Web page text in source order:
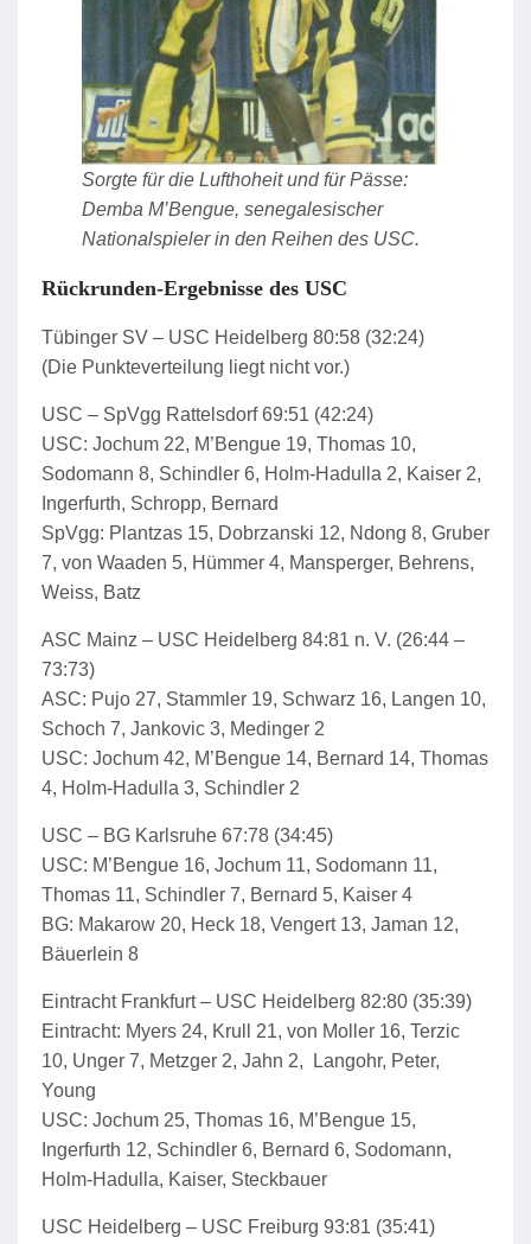
Sorgte für die Lufthoheit und für Pässe:
Demba M’Bengue, senegalesischer
Nationalspieler in den Reihen des USC.
Rückrunden-Ergebnisse des USC
Tübinger SV – USC Heidelberg 80:58 (32:24)
(Die Punkteverteilung liegt nicht vor.)
USC – SpVgg Rattelsdorf 69:51 (42:24)
USC: Jochum 22, M’Bengue 19, Thomas 10,
Sodomann 8, Schindler 6, Holm-Hadulla 2, Kaiser 2,
Ingerfurth, Schropp, Bernard
SpVgg: Plantzas 15, Dobrzanski 12, Ndong 8, Gruber
7, von Waaden 5, Hümmer 4, Mansperger, Behrens,
Weiss, Batz
ASC Mainz – USC Heidelberg 84:81 n. V. (26:44 –
73:73)
ASC: Pujo 27, Stammler 19, Schwarz 16, Langen 10,
Schoch 7, Jankovic 3, Medinger 2
USC: Jochum 42, M’Bengue 14, Bernard 14, Thomas
4, Holm-Hadulla 3, Schindler 2
USC – BG Karlsruhe 67:78 (34:45)
USC: M’Bengue 16, Jochum 11, Sodomann 11,
Thomas 11, Schindler 7, Bernard 5, Kaiser 4
BG: Makarow 20, Heck 18, Vengert 13, Jaman 12,
Bäuerlein 8
Eintracht Frankfurt – USC Heidelberg 82:80 (35:39)
Eintracht: Myers 24, Krull 21, von Moller 16, Terzic
10, Unger 7, Metzger 2, Jahn 2, Langohr, Peter,
Young
USC: Jochum 25, Thomas 16, M’Bengue 15,
Ingerfurth 12, Schindler 6, Bernard 6, Sodomann,
Holm-Hadulla, Kaiser, Steckbauer
USC Heidelberg – USC Freiburg 93:81 (35:41)